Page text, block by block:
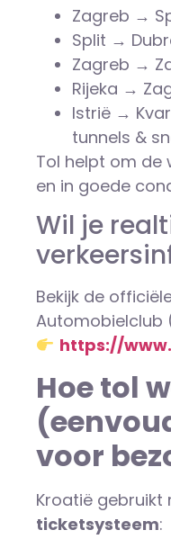
Zagreb →
Split →
Zagreb →
Rijeka →
Istrië →
tunnels &
Tol helpt om de
en in goede
Wil je
Bekijk de
Automobielclub
https://
Hoe tol
voor
Kroatië gebruikt
ticketsysteem: